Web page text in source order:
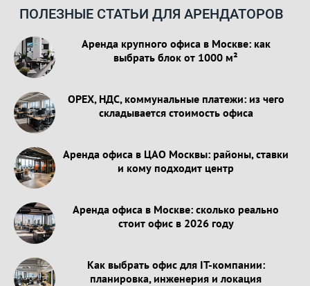
ПОЛЕЗНЫЕ СТАТЬИ ДЛЯ АРЕНДАТОРОВ
Аренда крупного офиса в Москве: как
выбрать блок от 1000 м²
OPEX, НДС, коммунальные платежи: из чего
складывается стоимость офиса
Аренда офиса в ЦАО Москвы: районы, ставки
и кому подходит центр
Аренда офиса в Москве: сколько реально
стоит офис в 2026 году
Как выбрать офис для IT-компании:
планировка, инженерия и локация